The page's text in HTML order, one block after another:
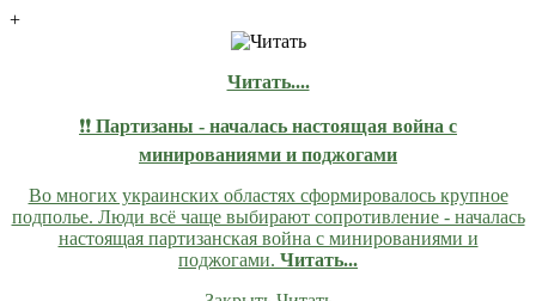
+
Читать....
❗❗ Партизаны - началась настоящая война с
минированиями и поджогами
Во многих украинских областях сформировалось крупное
подполье. Люди всё чаще выбирают сопротивление - началась
настоящая партизанская война с минированиями и
поджогами. Читать...